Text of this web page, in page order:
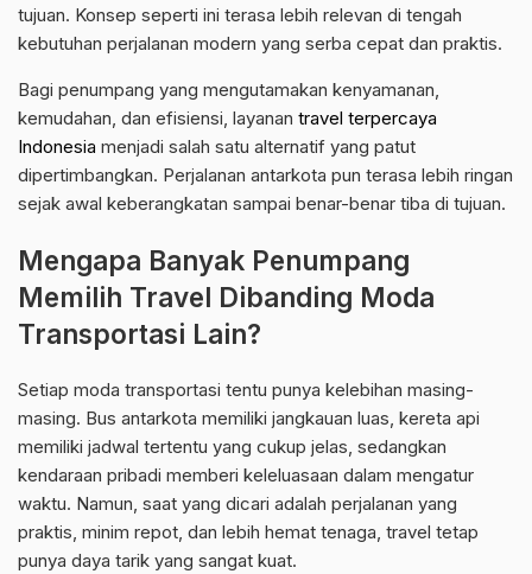
tujuan. Konsep seperti ini terasa lebih relevan di tengah
kebutuhan perjalanan modern yang serba cepat dan praktis.
Bagi penumpang yang mengutamakan kenyamanan,
kemudahan, dan efisiensi, layanan travel terpercaya
Indonesia menjadi salah satu alternatif yang patut
dipertimbangkan. Perjalanan antarkota pun terasa lebih ringan
sejak awal keberangkatan sampai benar-benar tiba di tujuan.
Mengapa Banyak Penumpang
Memilih Travel Dibanding Moda
Transportasi Lain?
Setiap moda transportasi tentu punya kelebihan masing-
masing. Bus antarkota memiliki jangkauan luas, kereta api
memiliki jadwal tertentu yang cukup jelas, sedangkan
kendaraan pribadi memberi keleluasaan dalam mengatur
waktu. Namun, saat yang dicari adalah perjalanan yang
praktis, minim repot, dan lebih hemat tenaga, travel tetap
punya daya tarik yang sangat kuat.